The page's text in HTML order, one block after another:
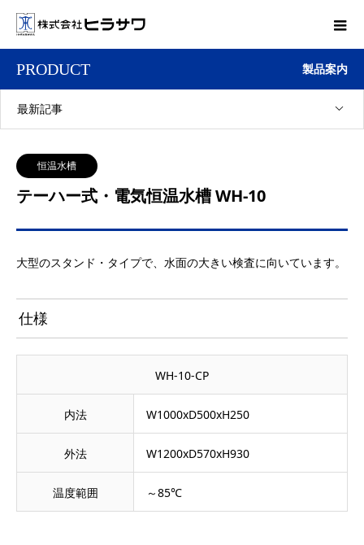
PRODUCT 製品案内
最新記事
恒温水槽
テーハー式・電気恒温水槽 WH-10
大型のスタンド・タイプで、水面の大きい検査に向いています。
仕様
WH-10-CP
内法 W1000xD500xH250
外法 W1200xD570xH930
温度範囲 ～85℃